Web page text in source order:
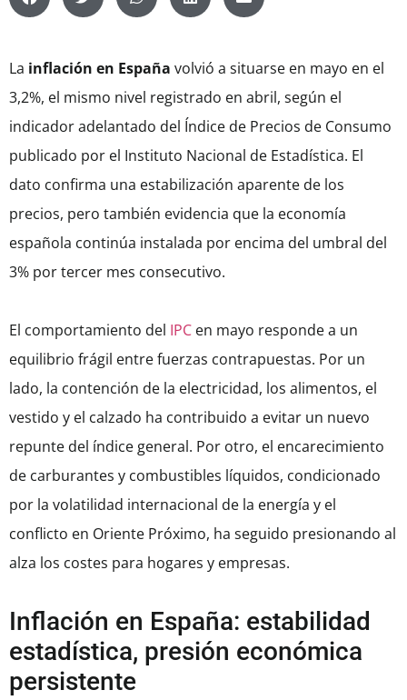
La inflación en España volvió a situarse en mayo en el
3,2%, el mismo nivel registrado en abril, según el
indicador adelantado del Índice de Precios de Consumo
publicado por el Instituto Nacional de Estadística. El
dato confirma una estabilización aparente de los
precios, pero también evidencia que la economía
española continúa instalada por encima del umbral del
3% por tercer mes consecutivo.
El comportamiento del IPC en mayo responde a un
equilibrio frágil entre fuerzas contrapuestas. Por un
lado, la contención de la electricidad, los alimentos, el
vestido y el calzado ha contribuido a evitar un nuevo
repunte del índice general. Por otro, el encarecimiento
de carburantes y combustibles líquidos, condicionado
por la volatilidad internacional de la energía y el
conflicto en Oriente Próximo, ha seguido presionando al
alza los costes para hogares y empresas.
Inflación en España: estabilidad
estadística, presión económica
persistente